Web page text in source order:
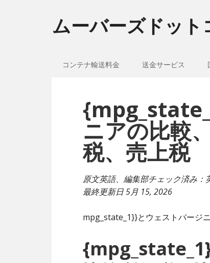
ムーバーズドット
コンテナ輸送料金 送金サービス
ニアの比較
税、売上税
原文英語、編集部チェック済み：
最終更新日5月 15, 2026
mpg_state_1}}とウェストバージ